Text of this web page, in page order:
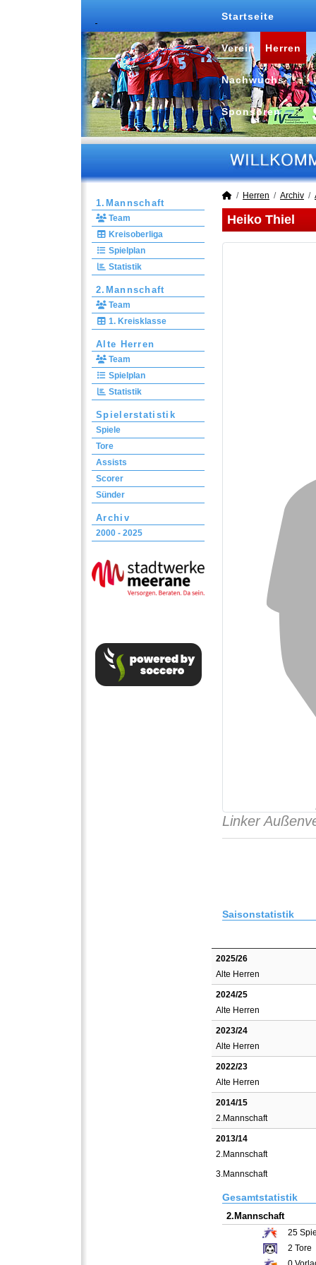
Startseite
Verein Herren
Nachwuchs
Sponsoren
1.Mannschaft
Team
Kreisoberliga
Spielplan
Statistik
2.Mannschaft
Team
1. Kreisklasse
Alte Herren
Team
Spielplan
Statistik
Spielerstatistik
Spiele
Tore
Assists
Scorer
Sünder
Archiv
2000 - 2025
Herren Archiv
Heiko Thiel
Linker
Saisonstatistik
2025/26
Alte Herren
2024/25
Alte Herren
2023/24
Alte Herren
2022/23
Alte Herren
2014/15
2.Mannschaft
2013/14
2.Mannschaft
3.Mannschaft
Gesamtstatistik
2.Mannschaft
25
2 Tore